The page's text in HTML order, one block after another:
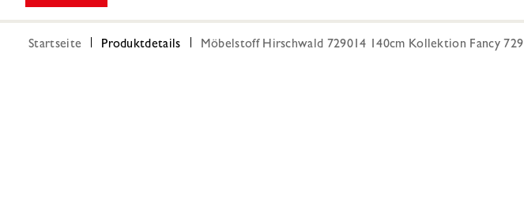
Startseite Produktdetails Möbelstoff Hirschwald 729014 140cm Kollektion Fancy 729